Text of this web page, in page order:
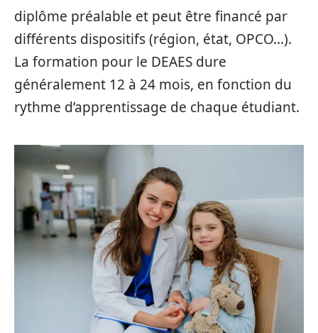
diplôme préalable et peut être financé par
différents dispositifs (région, état, OPCO…).
La formation pour le DEAES dure
généralement 12 à 24 mois, en fonction du
rythme d’apprentissage de chaque étudiant.